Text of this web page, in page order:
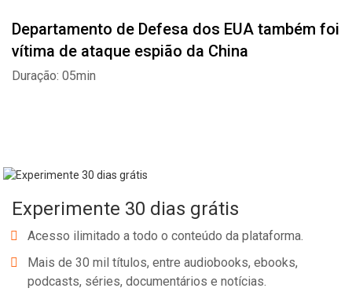
Departamento de Defesa dos EUA também foi
vítima de ataque espião da China
Duração: 05min
Experimente 30 dias grátis
Acesso ilimitado a todo o conteúdo da plataforma.
Mais de 30 mil títulos, entre audiobooks, ebooks,
podcasts, séries, documentários e notícias.